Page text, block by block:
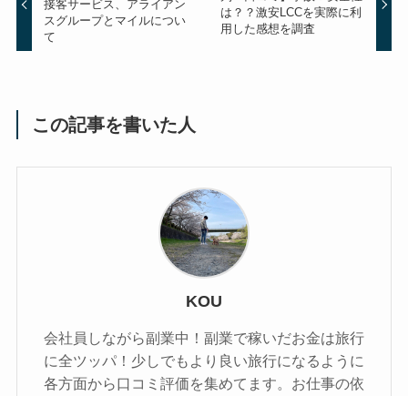
接客サービス、アライアン
スグループとマイルについ
て
は？？激安LCCを実際に利
用した感想を調査
この記事を書いた人
KOU
会社員しながら副業中！副業で稼いだお金は旅行
に全ツッパ！少しでもより良い旅行になるように
各方面から口コミ評価を集めてます。お仕事の依